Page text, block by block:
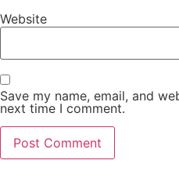
Website
Save my name, email, and
next time I comment.